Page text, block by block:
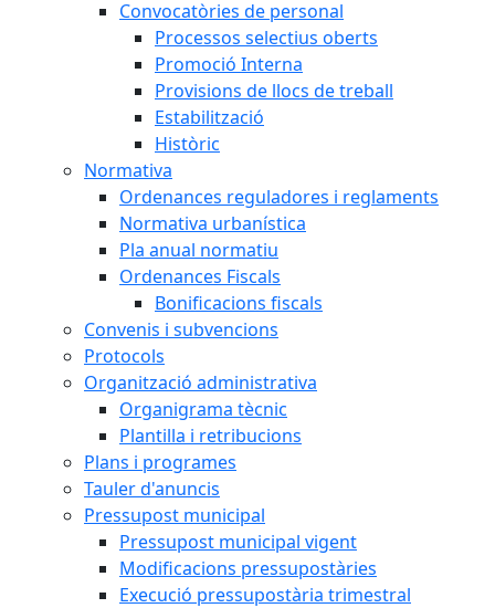
Convocatòries de personal
Processos selectius oberts
Promoció Interna
Provisions de llocs de treball
Estabilització
Històric
Normativa
Ordenances reguladores i reglaments
Normativa urbanística
Pla anual normatiu
Ordenances Fiscals
Bonificacions fiscals
Convenis i subvencions
Protocols
Organització administrativa
Organigrama tècnic
Plantilla i retribucions
Plans i programes
Tauler d'anuncis
Pressupost municipal
Pressupost municipal vigent
Modificacions pressupostàries
Execució pressupostària trimestral